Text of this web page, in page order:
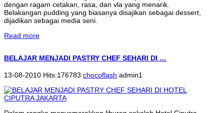
dengan ragam cetakan, rasa, dan vla yang menarik.
Belakangan pudding yang biasanya disajikan sebagai dessert,
dijadikan sebagai media seni.
Read more
BELAJAR MENJADI PASTRY CHEF SEHARI DI …
13-08-2010 Hits:176783 chocoflash admin1